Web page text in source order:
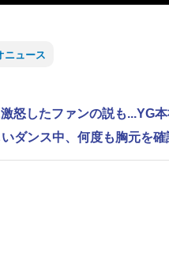
ニュース
怒したファンの説も...YG
ダンス中、何度も胸元を確